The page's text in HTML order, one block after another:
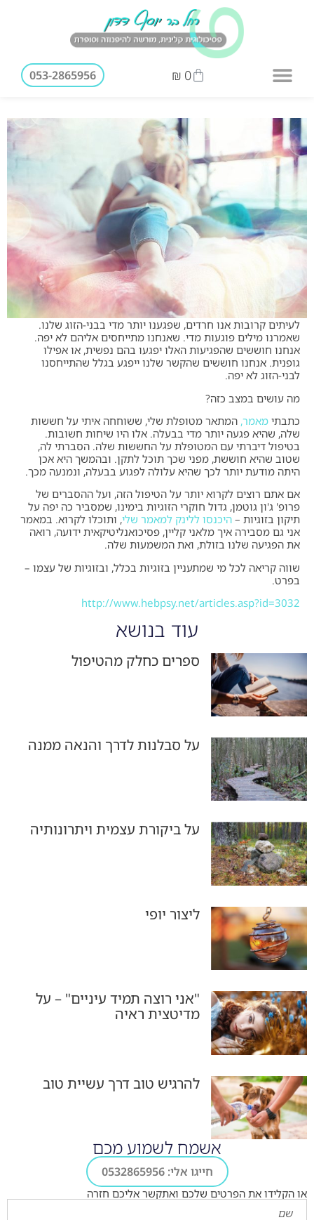
₪ 0
053-2865956
לעיתים קרובות אנו חרדים, שפגענו יותר מדי בבני-הזוג שלנו.
שאמרנו מילים פוגעות מדי. שאנחנו מתייחסים אליהם לא יפה.
אנחנו חוששים שהפגיעות האלו יפגעו בהם נפשית, או אפילו
גופנית. אנחנו חוששים שהקשר שלנו ייפגע בגלל שהתייחסנו
לבני-הזוג לא יפה.
מה עושים במצב כזה?
כתבתי מאמר, המתאר מטופלת שלי, ששוחחה איתי על חששות
שלה, שהיא פגעה יותר מדי בבעלה. אלו היו שיחות חשובות.
בטיפול דיברתי עם המטופלת על החששות שלה. הסברתי לה,
שטוב שהיא חוששת, מפני שכך תוכל לתקן. ובהמשך היא אכן
היתה מודעת יותר לכך שהיא עלולה לפגוע בבעלה, ונמנעה מכך.
אם אתם רוצים לקרוא יותר על הטיפול הזה, ועל ההסברים של
פרופ' ג'ון גוטמן, גדול חוקרי הזוגיות בימינו, שמסביר כה יפה על
תיקון בזוגיות – היכנסו ללינק למאמר שלי, ותוכלו לקרוא. במאמר
אני גם מסבירה איך מלאני קליין, פסיכואנליטיקאית ידועה, רואה
את הפגיעה שלנו בזולת, ואת המשמעות שלה.
שווה קריאה לכל מי שמתעניין בזוגיות בכלל, ובזוגיות של עצמו –
בפרט.
http://www.hebpsy.net/articles.asp?id=3032
עוד בנושא
ספרים כחלק מהטיפול
על סבלנות לדרך והנאה ממנה
על ביקורת עצמית ויתרונותיה
ליצור יופי
"אני רוצה תמיד עיניים" – על
מדיטצית ראיה
להרגיש טוב דרך עשיית טוב
אשמח לשמוע מכם
חייגו אלי: 0532865956
או הקלידו את הפרטים שלכם ואתקשר אליכם חזרה